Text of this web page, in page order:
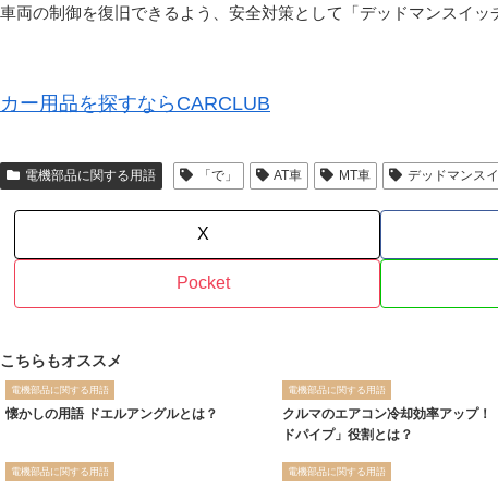
車両の制御を復旧できるよう、安全対策として「デッドマンスイッ
カー用品を探すならCARCLUB
電機部品に関する用語 「で」 AT車 MT車 デッドマンス
X
Pocket
こちらもオススメ
電機部品に関する用語
懐かしの用語 ドエルアングルとは？
電機部品に関する用語
クルマのエアコン冷却効率アップ！
ドパイプ」役割とは？
電機部品に関する用語 電機部品に関する用語